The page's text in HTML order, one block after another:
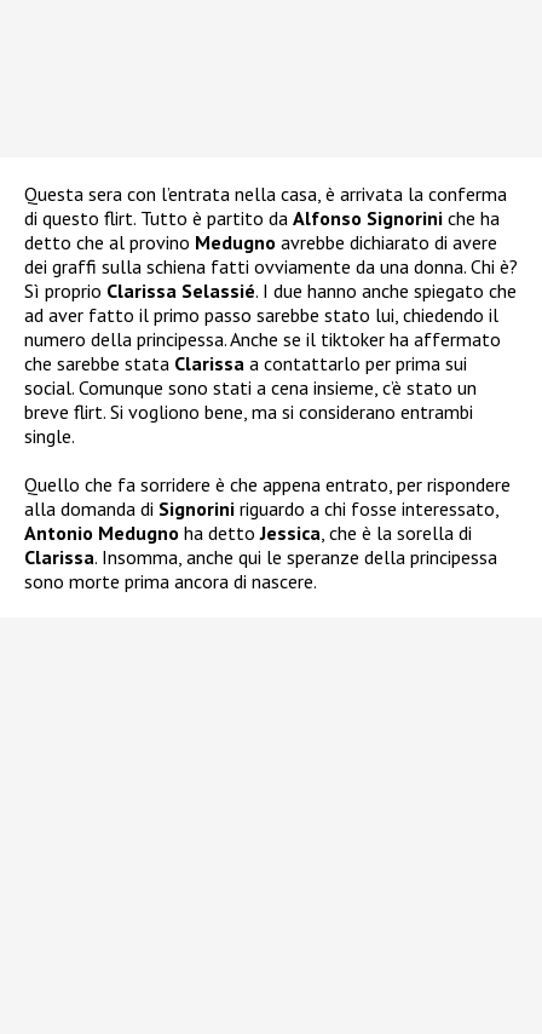
Questa sera con l’entrata nella casa, è arrivata la conferma
di questo flirt. Tutto è partito da Alfonso Signorini che ha
detto che al provino Medugno avrebbe dichiarato di avere
dei graffi sulla schiena fatti ovviamente da una donna. Chi è?
Sì proprio Clarissa Selassié. I due hanno anche spiegato che
ad aver fatto il primo passo sarebbe stato lui, chiedendo il
numero della principessa. Anche se il tiktoker ha affermato
che sarebbe stata Clarissa a contattarlo per prima sui
social. Comunque sono stati a cena insieme, c’è stato un
breve flirt. Si vogliono bene, ma si considerano entrambi
single.
Quello che fa sorridere è che appena entrato, per rispondere
alla domanda di Signorini riguardo a chi fosse interessato,
Antonio Medugno ha dettoJessica , che è la sorella di
Clarissa. Insomma, anche qui le speranze della principessa
sono morte prima ancora di nascere.